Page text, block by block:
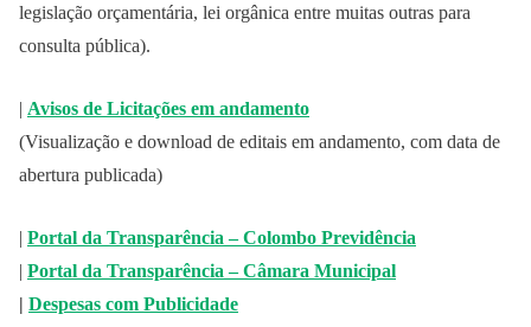
legislação orçamentária, lei orgânica entre muitas outras para
consulta pública).
| Avisos de Licitações em andamento
(Visualização e download de editais em andamento, com data de
abertura publicada)
| Portal da Transparência – Colombo Previdência
| Portal da Transparência – Câmara Municipal
| Despesas com Publicidade